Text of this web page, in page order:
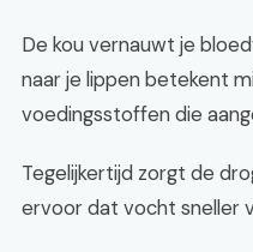
De kou vernauwt je
naar je lippen betekent
voedingsstoffen die
Tegelijkertijd zorgt de
ervoor dat vocht sneller